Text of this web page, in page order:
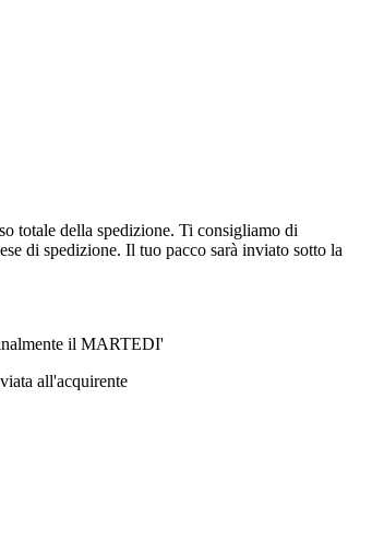
totale della spedizione. Ti consigliamo di
di spedizione. Il tuo pacco sarà inviato sotto la
il MARTEDI'
all'acquirente